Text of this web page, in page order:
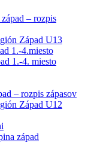
– rozpis
Západ U13
1.-4.miesto
1.-4. miesto
– rozpis zápasov
Západ U12
západ